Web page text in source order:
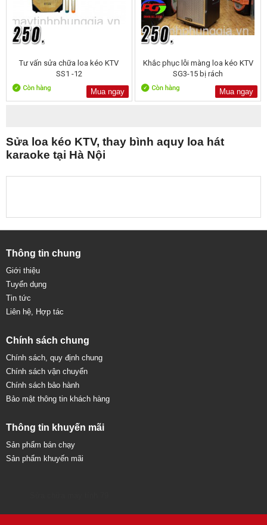
Tư vấn sửa chữa loa kéo KTV
SS1 -12
Mua ngay
Khắc phục lỗi màng loa kéo KTV
SG3-15 bị rách
Mua ngay
Sửa loa kéo KTV, thay bình aquy loa hát
karaoke tại Hà Nội
Thông tin chung
Giới thiệu
Tuyển dụng
Tin tức
Liên hệ, Hợp tác
Chính sách chung
Chính sách, quy định chung
Chính sách vận chuyển
Chính sách bảo hành
Bảo mật thông tin khách hàng
Thông tin khuyến mãi
Sản phẩm bán chạy
Sản phẩm khuyến mãi